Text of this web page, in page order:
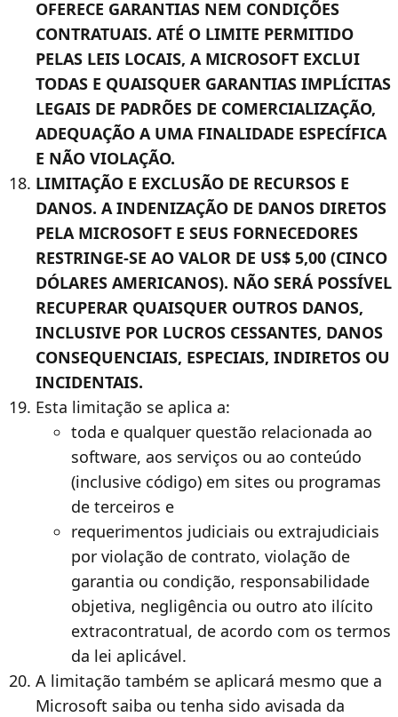
OFERECE GARANTIAS NEM CONDIÇÕES
CONTRATUAIS. ATÉ O LIMITE PERMITIDO
PELAS LEIS LOCAIS, A MICROSOFT EXCLUI
TODAS E QUAISQUER GARANTIAS IMPLÍCITAS
LEGAIS DE PADRÕES DE COMERCIALIZAÇÃO,
ADEQUAÇÃO A UMA FINALIDADE ESPECÍFICA
E NÃO VIOLAÇÃO.
LIMITAÇÃO E EXCLUSÃO DE RECURSOS E
DANOS. A INDENIZAÇÃO DE DANOS DIRETOS
PELA MICROSOFT E SEUS FORNECEDORES
RESTRINGE-SE AO VALOR DE US$ 5,00 (CINCO
DÓLARES AMERICANOS). NÃO SERÁ POSSÍVEL
RECUPERAR QUAISQUER OUTROS DANOS,
INCLUSIVE POR LUCROS CESSANTES, DANOS
CONSEQUENCIAIS, ESPECIAIS, INDIRETOS OU
INCIDENTAIS.
Esta limitação se aplica a:
toda e qualquer questão relacionada ao
software, aos serviços ou ao conteúdo
(inclusive código) em sites ou programas
de terceiros e
requerimentos judiciais ou extrajudiciais
por violação de contrato, violação de
garantia ou condição, responsabilidade
objetiva, negligência ou outro ato ilícito
extracontratual, de acordo com os termos
da lei aplicável.
A limitação também se aplicará mesmo que a
Microsoft saiba ou tenha sido avisada da